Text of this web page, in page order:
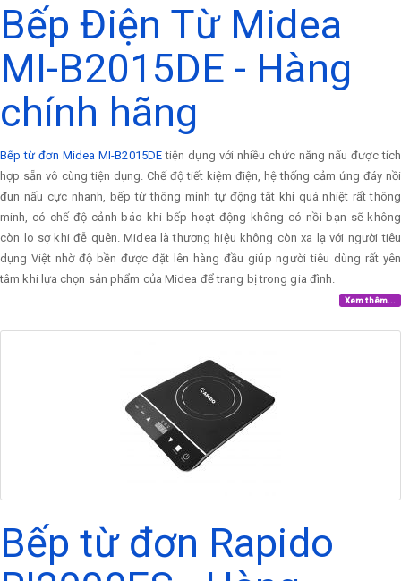
Bếp Điện Từ Midea
MI-B2015DE - Hàng
chính hãng
Bếp từ đơn Midea MI-B2015DE tiện dụng với nhiều chức năng nấu được tích
hợp sẵn vô cùng tiện dụng. Chế độ tiết kiệm điện, hệ thống cảm ứng đáy nồi
đun nấu cực nhanh, bếp từ thông minh tự động tắt khi quá nhiệt rẩt thông
minh, có chế độ cảnh báo khi bếp hoạt động không có nồi bạn sẽ không
còn lo sợ khi đễ quên. Midea là thương hiệu không còn xa lạ với người tiêu
dụng Việt nhờ độ bền được đặt lên hàng đầu giúp người tiêu dùng rất yên
tâm khi lựa chọn sản phẩm của Midea để trang bị trong gia đình.
Xem thêm...
Bếp từ đơn Rapido